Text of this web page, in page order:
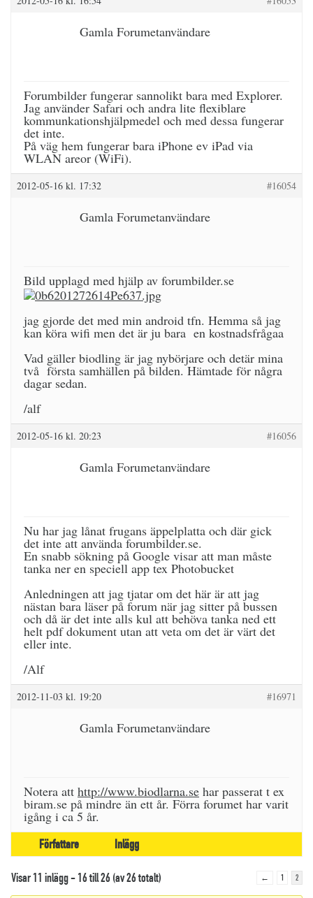
Gamla Forumetanvändare
Forumbilder fungerar sannolikt bara med Explorer.
Jag använder Safari och andra lite flexiblare
kommunkationshjälpmedel och med dessa fungerar
det inte.
På väg hem fungerar bara iPhone ev iPad via
WLAN areor (WiFi).
2012-05-16 kl. 17:32 #16054
Gamla Forumetanvändare
Bild upplagd med hjälp av forumbilder.se
jag gjorde det med min android tfn. Hemma så jag
kan köra wifi men det är ju bara en kostnadsfrågaa
Vad gäller biodling är jag nybörjare och detär mina
två första samhällen på bilden. Hämtade för några
dagar sedan.
/alf
2012-05-16 kl. 20:23 #16056
Gamla Forumetanvändare
Nu har jag lånat frugans äppelplatta och där gick
det inte att använda forumbilder.se.
En snabb sökning på Google visar att man måste
tanka ner en speciell app tex Photobucket
Anledningen att jag tjatar om det här är att jag
nästan bara läser på forum när jag sitter på bussen
och då är det inte alls kul att behöva tanka ned ett
helt pdf dokument utan att veta om det är värt det
eller inte.
/Alf
2012-11-03 kl. 19:20 #16971
Gamla Forumetanvändare
Notera att http://www.biodlarna.se har passerat t ex
biram.se på mindre än ett år. Förra forumet har varit
igång i ca 5 år.
Författare Inlägg
Visar 11 inlägg - 16 till 26 (av 26 totalt) ← 1 2